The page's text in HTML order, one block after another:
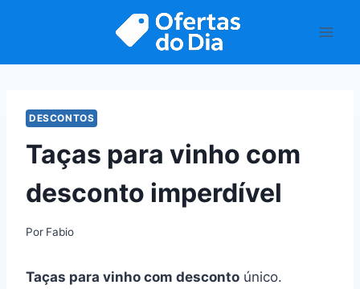
DESCONTOS
Taças para vinho com
desconto imperdível
Por Fabio
Taças para vinho com desconto único.